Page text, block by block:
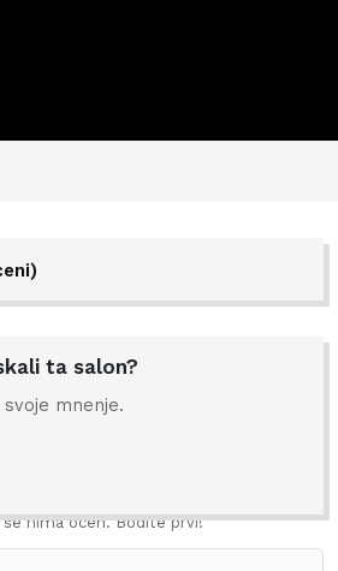
)
ta salon?
mnenje.
še nima ocen. Bodite prvi!